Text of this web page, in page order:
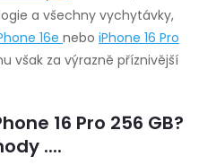
a všechny vychytávky,
16e nebo iPhone 16 Pro
však za výrazně příznivější
16 Pro 256 GB?
....